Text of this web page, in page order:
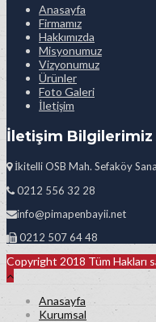
Anasayfa
Firmamız
Hakkımızda
Misyonumuz
Vizyonumuz
Ürünler
Foto Galeri
İletişim
İletişim Bilgilerimiz
İkitelli OSB Mah. Sefaköy
0212 556 32 28
info@pimapenbayii.net
0212 507 64 48
Copyright 2018 Tüm Hakları
Anasayfa
Kurumsal